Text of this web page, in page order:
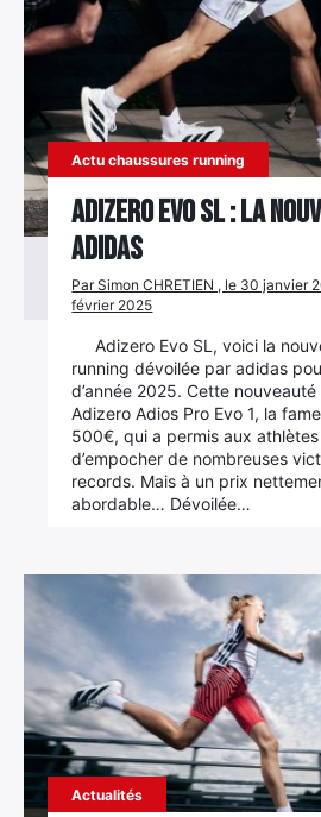
Actu chaussures running
Adizero Evo SL : la
adidas
Par Simon CHRETIEN , le 30 janvier
février 2025
Adizero Evo SL, voici la
running dévoilée par adidas
d’année 2025. Cette nouveauté
Adizero Adios Pro Evo 1, la
500€, qui a permis aux
d’empocher de nombreuses
records. Mais à un prix
abordable… Dévoilée…
Actualités